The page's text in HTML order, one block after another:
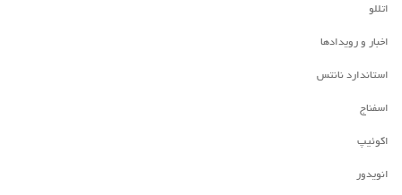
اتللو
اخبار و رویدادها
استاندارد نانتس
اسفناج
اکوئیپ
انویدور